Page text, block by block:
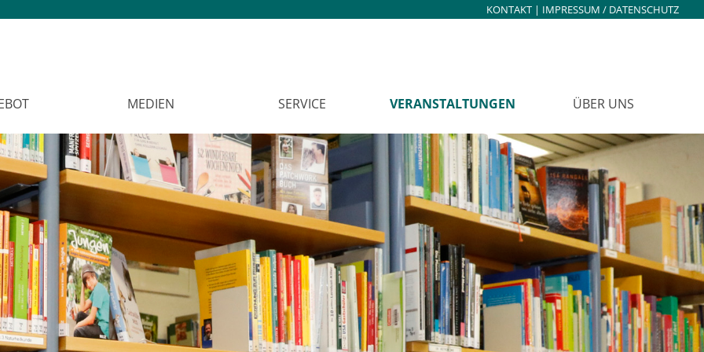
KONTAKT | IMPRESSUM / DATENSCHUTZ
MEDIEN SERVICE VERANSTALTUNGEN ÜBER UNS